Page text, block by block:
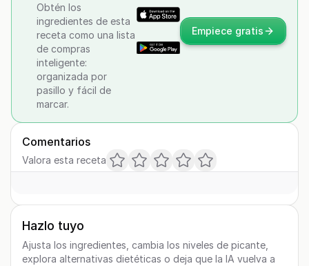
Obtén los
ingredientes de esta
receta como una lista
de compras
inteligente:
organizada por
pasillo y fácil de
marcar.
Empiece gratis
Comentarios
Valora esta receta
Hazlo tuyo
Ajusta los ingredientes, cambia los niveles de picante,
explora alternativas dietéticas o deja que la IA vuelva a